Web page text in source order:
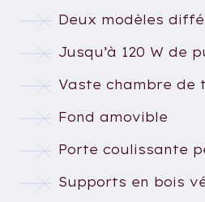
Deux modèles
Jusqu’à 120 W de
Vaste chambre de
Fond amovible
Porte coulissante
Supports en bois